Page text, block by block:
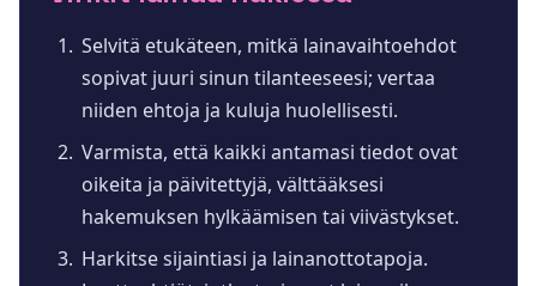
Selvitä etukäteen, mitkä lainavaihtoehdot
sopivat juuri sinun tilanteeseesi; vertaa
niiden ehtoja ja kuluja huolellisesti.
Varmista, että kaikki antamasi tiedot ovat
oikeita ja päivitettyjä, välttääksesi
hakemuksen hylkäämisen tai viivästykset.
Harkitse sijaintiasi ja lainanottotapoja.